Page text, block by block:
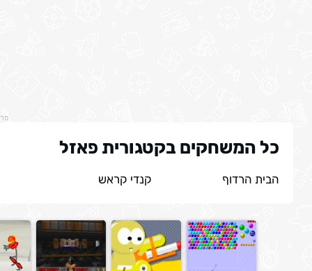
כל המשחקים בקטגורית פאזל
הבית הרדוף קנדי קראש